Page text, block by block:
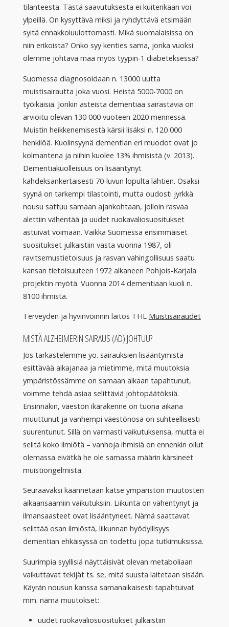
tilanteesta. Tästä saavutuksesta ei kuitenkaan voi
ylpeillä. On kysyttävä miksi ja ryhdyttävä etsimään
syitä ennakkoluulottomasti. Mikä suomalaisissa on
niin erikoista? Onko syy kenties sama, jonka vuoksi
olemme johtava maa myös tyypin-1 diabeteksessa?
Suomessa diagnosoidaan n. 13000 uutta
muistisairautta joka vuosi. Heistä 5000-7000 on
työikäisiä. Jonkin asteista dementiaa sairastavia on
arvioitu olevan 130 000 vuoteen 2020 mennessä.
Muistin heikkenemisestä kärsii lisäksi n. 120 000
henkilöä. Kuolinsyynä dementian eri muodot ovat jo
kolmantena ja niihin kuolee 13% ihmisistä (v. 2013).
Dementiakuolleisuus on lisääntynyt
kahdeksankertaisesti 70-luvun lopulta lähtien. Osaksi
syynä on tarkempi tilastointi, mutta oudosti jyrkkä
nousu sattuu samaan ajankohtaan, jolloin rasvaa
alettiin vähentää ja uudet ruokavaliosuositukset
astuivat voimaan. Vaikka Suomessa ensimmäiset
suositukset julkaistiin vasta vuonna 1987, oli
ravitsemustietoisuus ja rasvan vahingollisuus saatu
kansan tietoisuuteen 1972 alkaneen Pohjois-Karjala
projektin myötä. Vuonna 2014 dementiaan kuoli n.
8100 ihmistä.
Terveyden ja hyvinvoinnin laitos THL Muistisairaudet
MISTÄ ALZHEIMERIN SAIRAUS (AD) JOHTUU?
Jos tarkastelemme yo. sairauksien lisääntymistä
esittävää aikajanaa ja mietimme, mitä muutoksia
ympäristössämme on samaan aikaan tapahtunut,
voimme tehdä asiaa selittäviä johtopäätöksiä.
Ensinnäkin, väestön ikärakenne on tuona aikana
muuttunut ja vanhempi väestönosa on suhteellisesti
suurentunut. Sillä on varmasti vaikutuksensa, mutta ei
selitä koko ilmiötä – vanhoja ihmisiä on ennenkin ollut
olemassa eivätkä he ole samassa määrin kärsineet
muistiongelmista.
Seuraavaksi käännetään katse ympäristön muutosten
aikaansaamiin vaikutuksiin. Liikunta on vähentynyt ja
ilmansaasteet ovat lisääntyneet. Nämä saattavat
selittää osan ilmiöstä, liikunnan hyödyllisyys
dementian ehkäisyssä on todettu jopa tutkimuksissa.
Suurimpia syyllisiä näyttäisivät olevan metaboliaan
vaikuttavat tekijät ts. se, mitä suusta laitetaan sisään.
Käyrän nousun kanssa samanaikaisesti tapahtuivat
mm. nämä muutokset:
uudet ruokavaliosuositukset julkaistiin